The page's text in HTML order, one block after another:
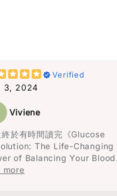
finish it. It kind of follows
while.
have many “favorite
but this one is
now.
Verified
3, 2024
Viviene
終於有時間讀完《Glucose
The Life-Changing
of Balancing Your Blood
》這本書，收穫真是非常大
more